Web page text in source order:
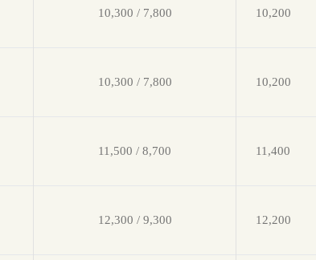
10,300 / 7,800 10,200
10,300 / 7,800 10,200
11,500 / 8,700 11,400
12,300 / 9,300 12,200